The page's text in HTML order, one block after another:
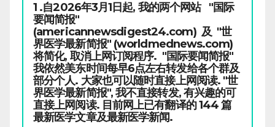
1 .自2026年3月1日起, 我的两个网站 "国际
要闻简报"
(americannewsdigest24.com) 及 "世
界医学最新简报" (worldmednews.com)
将简化, 取消上网订阅程序. "国际要闻简报"
我依然美东时间每早6点左右转发给各个群及
部分个人. 大家也可以随时直接上网阅读. "世
界医学最新简报", 我不直接转发, 有兴趣的可
直接上网阅读. 目前网上已有翻译的 144 篇
最新医学文章及最新医学新闻.